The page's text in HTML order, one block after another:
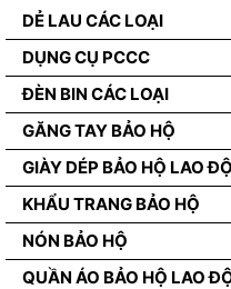
DẺ LAU CÁC LOẠI
DỤNG CỤ PCCC
ĐÈN BIN CÁC LOẠI
GĂNG TAY BẢO HỘ
GIÀY DÉP BẢO HỘ LAO
KHẨU TRANG BẢO HỘ
NÓN BẢO HỘ
QUẦN ÁO BẢO HỘ LAO